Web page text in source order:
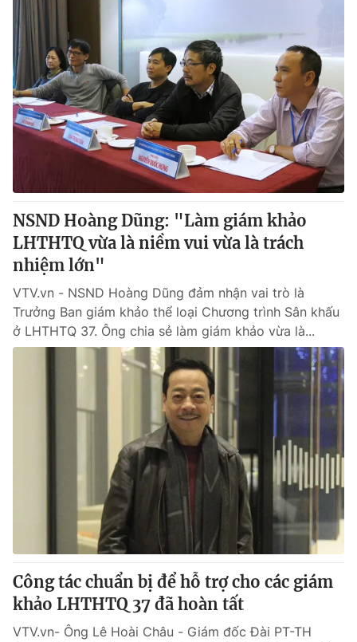
NSND Hoàng Dũng: "Làm giám khảo
LHTHTQ vừa là niềm vui vừa là trách
nhiệm lớn"
VTV.vn - NSND Hoàng Dũng đảm nhận vai trò là
Trưởng Ban giám khảo thể loại Chương trình Sân khấu
ở LHTHTQ 37. Ông chia sẻ làm giám khảo vừa là...
Công tác chuẩn bị để hỗ trợ cho các giám
khảo LHTHTQ 37 đã hoàn tất
VTV.vn- Ông Lê Hoài Châu - Giám đốc Đài PT-TH